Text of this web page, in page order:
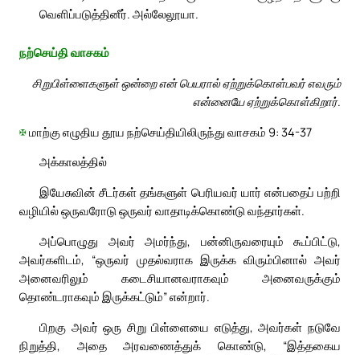
வெளிப்படுத்தினீர். அல்லேலூயா.
நற்செய்தி வாசகம்
சிறுபிள்ளைகளுள் ஒன்றை என் பெயரால் ஏற்றுக்கொள்பவர் எவரும்
என்னையே ஏற்றுக்கொள்கிறார்.
✠மாற்கு எழுதிய தூய நற்செய்தியிலிருந்து வாசகம் 9: 34-37
அக்காலத்தில்
இயேசுவின் சீடர்கள் தங்களுள் பெரியவர் யார் என்பதைப் பற்றி
வழியில் ஒருவரோடு ஒருவர் வாதாடிக்கொண்டு வந்தார்கள்.
அப்பொழுது அவர் அமர்ந்து, பன்னிருவரையும் கூப்பிட்டு,
அவர்களிடம், “ஒருவர் முதல்வராக இருக்க விரும்பினால் அவர்
அனைவரிலும் கடைசியானவராகவும் அனைவருக்கும்
தொண்டராகவும் இருக்கட்டும்” என்றார்.
பிறகு அவர் ஒரு சிறு பிள்ளையை எடுத்து, அவர்கள் நடுவே
நிறுத்தி, அதை அரவணைத்துக் கொண்டு, “இத்தகைய